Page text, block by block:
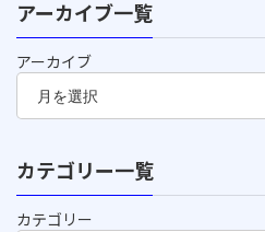
アーカイブ一覧
アーカイブ
カテゴリー一覧
カテゴリー